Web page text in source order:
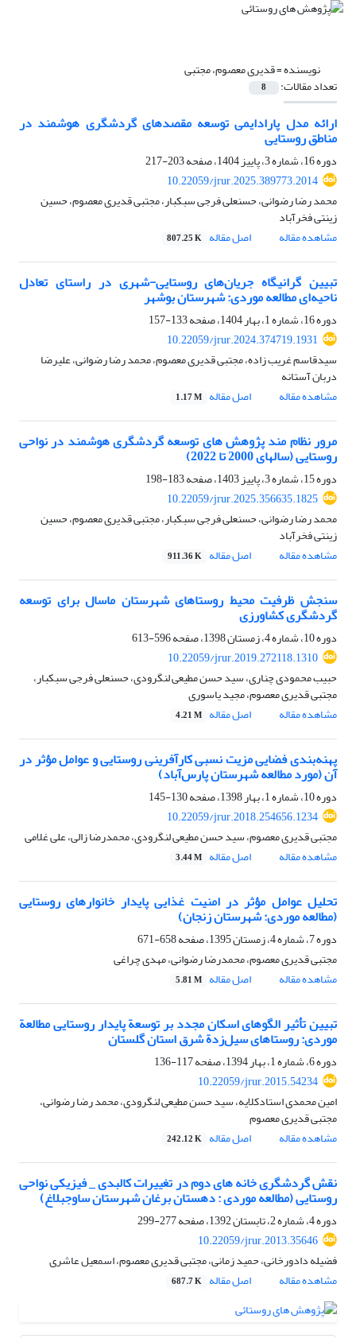
نویسنده =قدیری معصوم، مجتبی
تعداد مقالات: 8
ارائه مدل پارادایمی توسعه مقصدهای گردشگری هوشمند در
مناطق روستایی
دوره 16، شماره 3، پاییز 1404، صفحه
203-217
10.22059/jrur.2025.389773.2014
محمد رضا رضوانی، حسنعلی فرجی سبکبار، مجتبی قدیری معصوم، حسین
زینتی فخرآباد
مشاهده مقاله
اصل مقاله 807.25 K
تبیین گرانیگاه جریان‌های روستایی-شهری در راستای تعادل
ناحیه‌ای مطالعه موردی: شهرستان بوشهر
دوره 16، شماره 1، بهار 1404، صفحه
133-157
10.22059/jrur.2024.374719.1931
سیدقاسم غریب زاده، مجتبی قدیری معصوم، محمد رضا رضوانی، علیرضا
دربان آستانه
مشاهده مقاله
اصل مقاله 1.17 M
مرور نظام مند پژوهش های توسعه گردشگری هوشمند در نواحی
روستایی (سالهای 2000 تا 2022)
دوره 15، شماره 3، پاییز 1403، صفحه
183-198
10.22059/jrur.2025.356635.1825
محمد رضا رضوانی، حسنعلی فرجی سبکبار، مجتبی قدیری معصوم، حسین
زینتی فخرآباد
مشاهده مقاله
اصل مقاله 911.36 K
سنجش ظرفیت محیط روستاهای شهرستان ماسال برای توسعه
گردشگری کشاورزی
دوره 10، شماره 4، زمستان 1398، صفحه
596-613
10.22059/jrur.2019.272118.1310
حبیب محمودی چناری، سید حسن مطیعی لنگرودی، حسنعلی فرجی سبکبار،
مجتبی قدیری معصوم، مجید یاسوری
مشاهده مقاله
اصل مقاله 4.21 M
پهنه‌بندی فضایی مزیت نسبی کارآفرینی روستایی و عوامل مؤثر در
آن (مورد مطالعه شهرستان پارس‌آباد)
دوره 10، شماره 1، بهار 1398، صفحه
130-145
10.22059/jrur.2018.254656.1234
مجتبی قدیری معصوم، سید حسن مطیعی لنگرودی، محمدرضا زالی، علی غلامی
مشاهده مقاله
اصل مقاله 3.44 M
تحلیل عوامل مؤثر در امنیت غذایی پایدار خانوارهای روستایی
(مطالعه موردی: شهرستان زنجان)
دوره 7، شماره 4، زمستان 1395، صفحه
658-671
مجتبی قدیری معصوم، محمدرضا رضوانی، مهدی چراغی
مشاهده مقاله
اصل مقاله 5.81 M
تبیین تأثیر الگوهای اسکان مجدد بر توسعة ‌‌پایدار روستایی مطالعة
موردی: روستاهای سیل‌زدة شرق استان گلستان
دوره 6، شماره 1، بهار 1394، صفحه
117-136
10.22059/jrur.2015.54234
امین محمدی استادکلایه، سید حسن مطیعی لنگرودی، محمد رضا رضوانی،
مجتبی قدیری معصوم
مشاهده مقاله
اصل مقاله 242.12 K
نقش گردشگری خانه های دوم در تغییرات کالبدی _ فیزیکی نواحی
روستایی (مطالعه موردی : دهستان برغان شهرستان ساوجبلاغ)
دوره 4، شماره 2، تابستان 1392، صفحه
277-299
10.22059/jrur.2013.35646
فضیله دادورخانی، حمید زمانی، مجتبی قدیری معصوم، اسمعیل عاشری
مشاهده مقاله
اصل مقاله 687.7 K